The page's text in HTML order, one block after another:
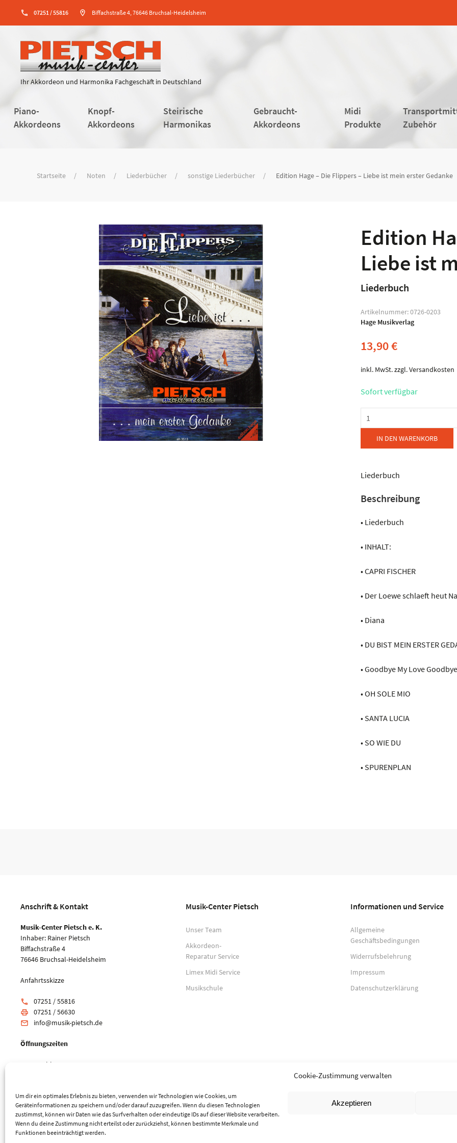
Cookie-Zustimmung verwalten
Um dir ein optimales Erlebnis zu bieten, verwenden wir Technologien wie Cookies, um
Geräteinformationen zu speichern und/oder darauf zuzugreifen. Wenn du diesen Technologien
zustimmst, können wir Daten wie das Surfverhalten oder eindeutige IDs auf dieser Website verarbeiten.
Wenn du deine Zustimmung nicht erteilst oder zurückziehst, können bestimmte Merkmale und
Funktionen beeinträchtigt werden.
Akzeptieren
phone 07251 / 55816 location_on Biffachstraße 4, 76646 Bruchsal-Heidelsheim
Ihr Akkordeon und Harmonika Fachgeschäft in Deutschland
Piano-
Akkordeons
Knopf-
Akkordeons
Steirische
Harmonikas
Gebraucht-
Akkordeons
Midi
Produkte
Zubehör
Startseite Noten Liederbücher sonstige Liederbücher Edition Hage – Die Flippers – Liebe ist mein erster Gedanke
Edition
Liebe ist
Liederbuch
Artikelnummer:0726-0203
Hage Musikverlag
13,90€
inkl. MwSt.zzgl.Versandkosten
Sofort verfügbar
Edition
Hage
Die
-
ist
erster
Menge
IN DEN WARENKORB
Liederbuch
Beschreibung
• Liederbuch
• INHALT:
• CAPRI FISCHER
• Der Loewe schlaeft heut
• Diana
• DU BIST MEIN ERSTER
• Goodbye My Love Goodbye
• OH SOLE MIO
• SANTA LUCIA
• SO WIE DU
• SPURENPLAN
Anschrift & Kontakt
Musik-Center Pietsch e. K.
Inhaber: Rainer Pietsch
Biffachstraße 4
76646 Bruchsal-Heidelsheim
Anfahrtsskizze
phone 07251 / 55816
print 07251 / 56630
email info@musik-pietsch.de
Öffnungszeiten
Mo: geschlossen
Musik-Center Pietsch
Unser Team
Akkordeon-
Reparatur Service
Limex Midi Service
Musikschule
Informationen und Service
Allgemeine
Geschäftsbedingungen
Widerrufsbelehrung
Impressum
Datenschutzerklärung